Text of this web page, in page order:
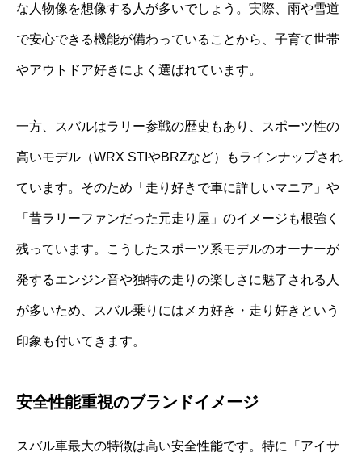
な人物像を想像する人が多いでしょう。実際、雨や雪道
で安心できる機能が備わっていることから、子育て世帯
やアウトドア好きによく選ばれています。
一方、スバルはラリー参戦の歴史もあり、スポーツ性の
高いモデル（WRX STIやBRZなど）もラインナップされ
ています。そのため「走り好きで車に詳しいマニア」や
「昔ラリーファンだった元走り屋」のイメージも根強く
残っています。こうしたスポーツ系モデルのオーナーが
発するエンジン音や独特の走りの楽しさに魅了される人
が多いため、スバル乗りにはメカ好き・走り好きという
印象も付いてきます。
安全性能重視のブランドイメージ
スバル車最大の特徴は高い安全性能です。特に「アイサ